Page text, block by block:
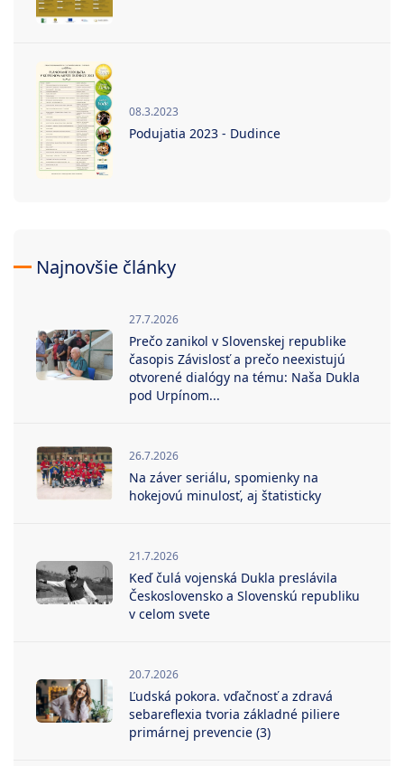
08.3.2023
Podujatia 2023 - Dudince
Najnovšie články
27.7.2026
Prečo zanikol v Slovenskej republike
časopis Závislosť a prečo neexistujú
otvorené dialógy na tému: Naša Dukla
pod Urpínom...
26.7.2026
Na záver seriálu, spomienky na
hokejovú minulosť, aj štatisticky
21.7.2026
Keď čulá vojenská Dukla preslávila
Československo a Slovenskú republiku
v celom svete
20.7.2026
Ľudská pokora. vďačnosť a zdravá
sebareflexia tvoria základné piliere
primárnej prevencie (3)